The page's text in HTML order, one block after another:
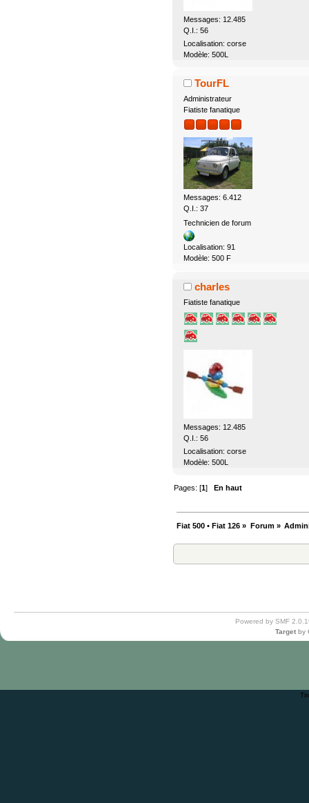
Messages: 12.485
Q.I.: 56
Localisation: corse
Modèle: 500L
TourFL
Administrateur
Fiatiste fanatique
Messages: 6.412
Q.I.: 37
Technicien de forum
Localisation: 91
Modèle: 500 F
charles
Fiatiste fanatique
Messages: 12.485
Q.I.: 56
Localisation: corse
Modèle: 500L
Pages: [1]En haut
Fiat 500 • Fiat 126 » Forum»
Powered by SMF
Target by